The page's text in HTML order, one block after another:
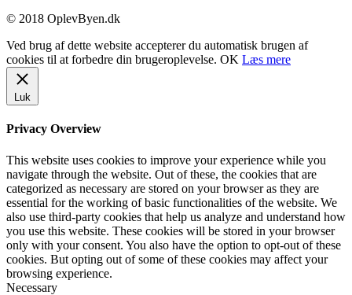
© 2018 OplevByen.dk
Ved brug af dette website accepterer du automatisk brugen af
cookies til at forbedre din brugeroplevelse. OK Læs mere
Luk
Privacy Overview
This website uses cookies to improve your experience while you
navigate through the website. Out of these, the cookies that are
categorized as necessary are stored on your browser as they are
essential for the working of basic functionalities of the website. We
also use third-party cookies that help us analyze and understand how
you use this website. These cookies will be stored in your browser
only with your consent. You also have the option to opt-out of these
cookies. But opting out of some of these cookies may affect your
browsing experience.
Necessary